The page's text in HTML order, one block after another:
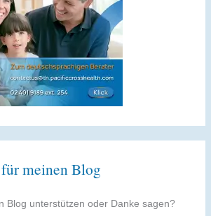
meinen Blog
Blog unterstützen oder Danke sagen?